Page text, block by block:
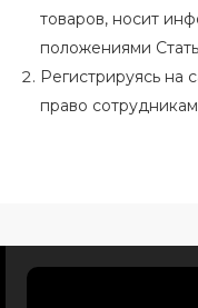
товаров, носит
положениями
Регистрируясь
право